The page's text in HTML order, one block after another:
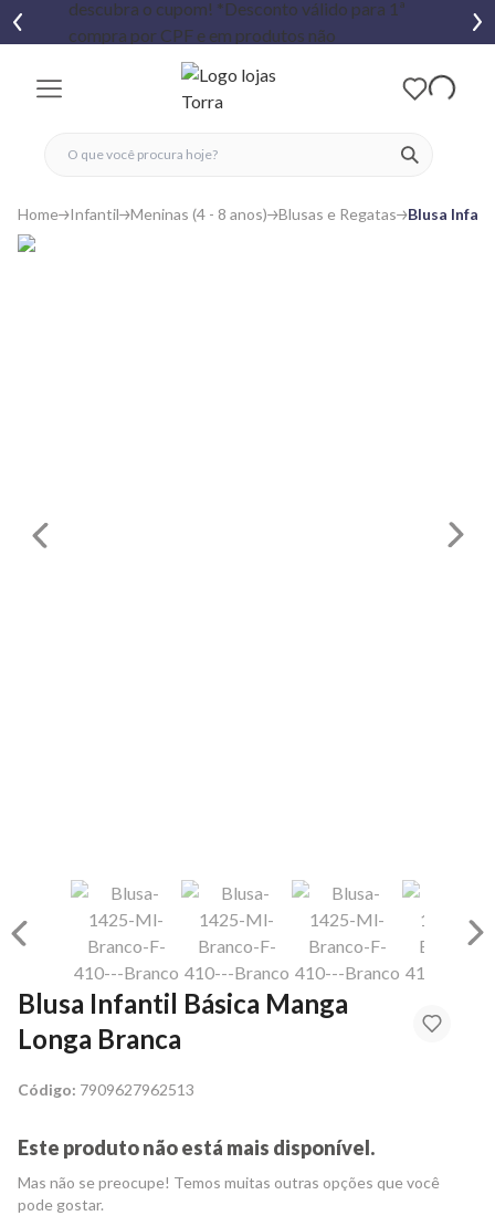
ver
fechar menu
fechar menu
favoritos
Home Infantil Meninas (4 - 8 anos) Blusas e Regatas Blusa
Blusa Infantil Básica Manga
Longa Branca
Código: 7909627962513
Este produto não está mais disponível.
Mas não se preocupe! Temos muitas outras opções que você
pode gostar.